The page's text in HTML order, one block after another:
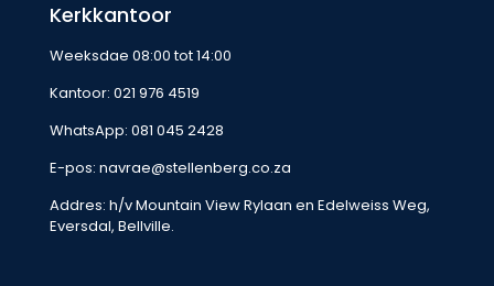
Kerkkantoor
Weeksdae 08:00 tot 14:00
Kantoor: 021 976 4519
WhatsApp: 081 045 2428
E-pos: navrae@stellenberg.co.za
Addres: h/v Mountain View Rylaan en Edelweiss Weg,
Eversdal, Bellville.